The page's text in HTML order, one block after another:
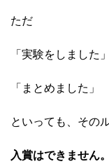
ただ
「実験をしました」
「まとめました」
といっても、その
入賞はできません。